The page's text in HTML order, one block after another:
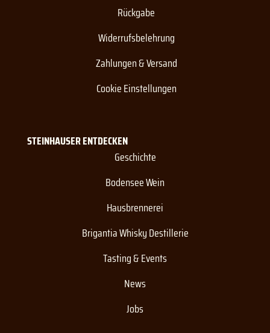
STEINHAUSER ENTDECKEN
Geschichte
Bodensee Wein
Hausbrennerei
Brigantia Whisky Destillerie
Tasting & Events
News
Jobs
Rückgabe
Widerrufsbelehrung
Zahlungen & Versand
Cookie Einstellungen